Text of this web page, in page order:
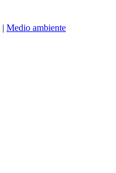
| Medio ambiente